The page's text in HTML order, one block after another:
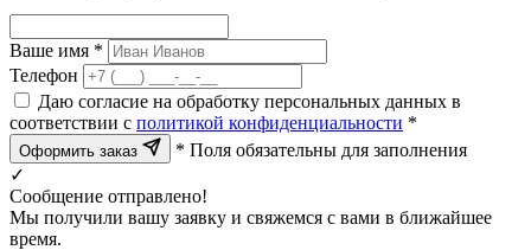
Ваше имя *
Телефон
Даю согласие на обработку персональных данных в
соответствии с политикой конфиденциальности *
Оформить заказ
* Поля обязательны для заполнения
✓
Сообщение отправлено!
Мы получили вашу заявку и свяжемся с вами в ближайшее
время.